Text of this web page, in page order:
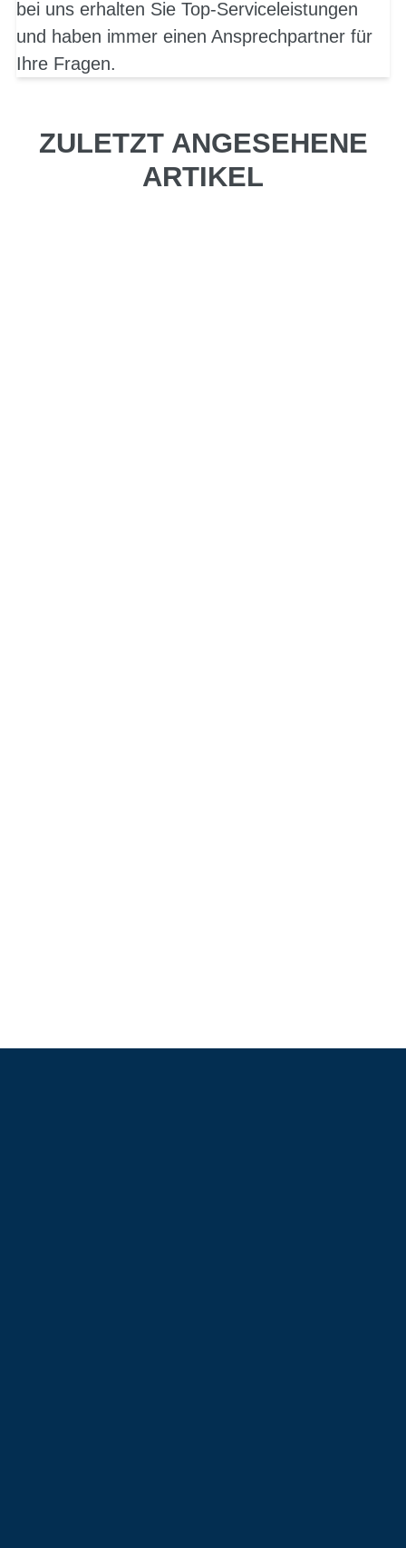
bei uns erhalten Sie Top-Serviceleistungen
und haben immer einen Ansprechpartner für
Ihre Fragen.
ZULETZT ANGESEHENE
ARTIKEL